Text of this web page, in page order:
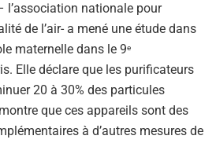
l’association nationale pour
de l’air- a mené une étude dans
maternelle dans le 9e
Elle déclare que les purificateurs
20 à 30% des particules
que ces appareils sont des
à d’autres mesures de